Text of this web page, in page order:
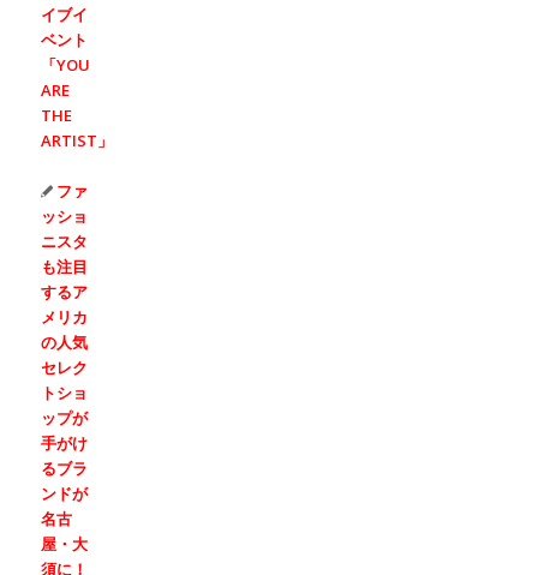
イブイ
ベント
「YOU
ARE
THE
ARTIST」
ファ
ッショ
ニスタ
も注目
するア
メリカ
の人気
セレク
トショ
ップが
手がけ
るブラ
ンドが
名古
屋・大
須に！